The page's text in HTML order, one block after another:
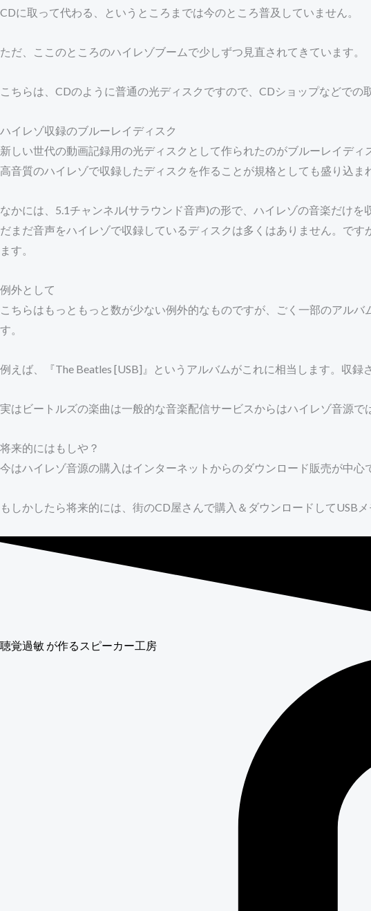
CDに取って代わる、というところまでは今のところ普及していません。
ただ、ここのところのハイレゾブームで少しずつ見直されてきています。
こちらは、CDのように普通の光ディスクですので、CDショップなどで
ハイレゾ収録のブルーレイディスク
新しい世代の動画記録用の光ディスクとして作られたのがブルーレイデ
高音質のハイレゾで収録したディスクを作ることが規格としても盛り込ま
なかには、5.1チャンネル(サラウンド音声)の形で、ハイレゾの音楽だけ
だまだ音声をハイレゾで収録しているディスクは多くはありません。で
ます。
例外として
こちらはもっともっと数が少ない例外的なものですが、ごく一部のアル
す。
例えば、『The Beatles [USB]』というアルバムがこれに相当します。収
実はビートルズの楽曲は一般的な音楽配信サービスからはハイレゾ音源
将来的にはもしや？
今はハイレゾ音源の購入はインターネットからのダウンロード販売が中
もしかしたら将来的には、街のCD屋さんで購入＆ダウンロードしてUSB
聴覚過敏 が作るスピーカー工房